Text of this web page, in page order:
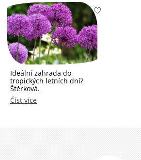
Ideální zahrada do
tropických letních dní?
Štěrková.
Číst více